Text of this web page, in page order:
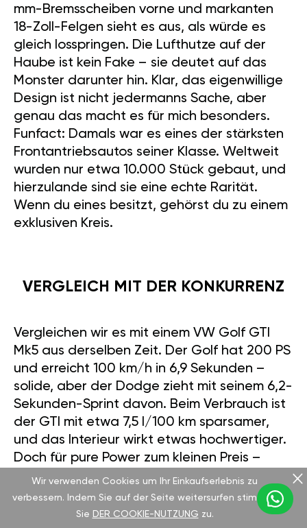
mm-Bremsscheiben vorne und markanten
18-Zoll-Felgen sieht es aus, als würde es
gleich losspringen. Die Lufthutze auf der
Haube ist kein Fake – sie deutet auf das
Monster darunter hin. Klar, das eigenwillige
Design ist nicht jedermanns Sache, aber
genau das macht es für mich besonders.
Funfact: Damals war es eines der stärksten
Frontantriebsautos seiner Klasse. Weltweit
wurden nur etwa 10.000 Stück gebaut, und
hierzulande sind sie eine echte Rarität.
Wenn du eines besitzt, gehörst du zu einem
exklusiven Kreis.
VERGLEICH MIT DER KONKURRENZ
Vergleichen wir es mit einem VW Golf GTI
Mk5 aus derselben Zeit. Der Golf hat 200 PS
und erreicht 100 km/h in 6,9 Sekunden –
solide, aber der Dodge zieht mit seinem 6,2-
Sekunden-Sprint davon. Beim Verbrauch ist
der GTI mit etwa 7,5 l/100 km sparsamer,
und das Interieur wirkt etwas hochwertiger.
Doch für pure Power zum kleinen Preis –
gebrauchte Caliber gibt’s für 8.000-12.000
€, der Golf liegt bei 10.000-14.000 € – ist
der Dodge unschlagbar. Mit unserem Tuning
Wir verwenden Cookies um Ihr Einkaufserlebnis zu
verbessern. Indem Sie auf der Seite weitersurfen stimmen
Sie DER COOKIE-NUTZUNG zu.